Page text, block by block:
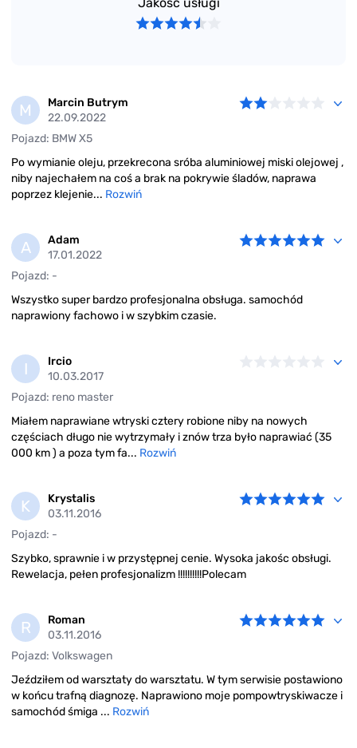
napinacz, rolki prowadzące, pompa wody) oraz sprzęgło
(tarcze sprzęgła, łożyska, dociski, wysprzęgliki, koła
dwumasowe).
Klimatyzacja i ozonowanie– przegląd klimatyzacji,
uzupełnianie czynnika chłodzącego, naprawa układu
klimatyzacji, dezynfekcja (odgrzybianie klimatyzacji),
samochodu i klimatyzacji.
Serwis opon
profesjonalny montaż i demontaż (również typu Run
Flat), montaż i wymiana wentyli (zaworów), montaż
czujników ciśnienia, programowanie TPMS, naprawa
paliwowego z zakresu:
Diagnostyka pojazdów z silnikiem Diesla,
Regeneracja, naprawa, czyszczenie wtryskiwaczy
common rail,
Naprawa, regeneracja pomp wtryskowych common
rail,
pompowtryskiwaczy PDE,
Sprawdzanie wtryskiwaczy piezoelektrycznych,
Rozpatrywanie reklamacji części i podzespołów
dieslowskich firmy Bosch.
Zapraszamy do współpracy!!!!
M
Marcin Butrym
22.09.2022
Pojazd: BMW X5
Po wymianie oleju, przekrecona sróba aluminiowej miski olejowej ,
niby najechałem na coś a brak na pokrywie śladów, naprawa
poprzez klejenie... Rozwiń
A
Adam
17.01.2022
Pojazd: -
Wszystko super bardzo profesjonalna obsługa. samochód
naprawiony fachowo i w szybkim czasie.
I
Ircio
10.03.2017
Pojazd: reno master
Miałem naprawiane wtryski cztery robione niby na nowych
częściach długo nie wytrzymały i znów trza było naprawiać (35
000 km ) a poza tym fa... Rozwiń
K
Krystalis
03.11.2016
Pojazd: -
Szybko, sprawnie i w przystępnej cenie. Wysoka jakośc obsługi.
Rewelacja, pełen profesjonalizm !!!!!!!!!!Polecam
R
Roman
03.11.2016
Pojazd: Volkswagen
Jeździłem od warsztaty do warsztatu. W tym serwisie postawiono
w końcu trafną diagnozę. Naprawiono moje pompowtryskiwacze i
samochód śmiga ... Rozwiń